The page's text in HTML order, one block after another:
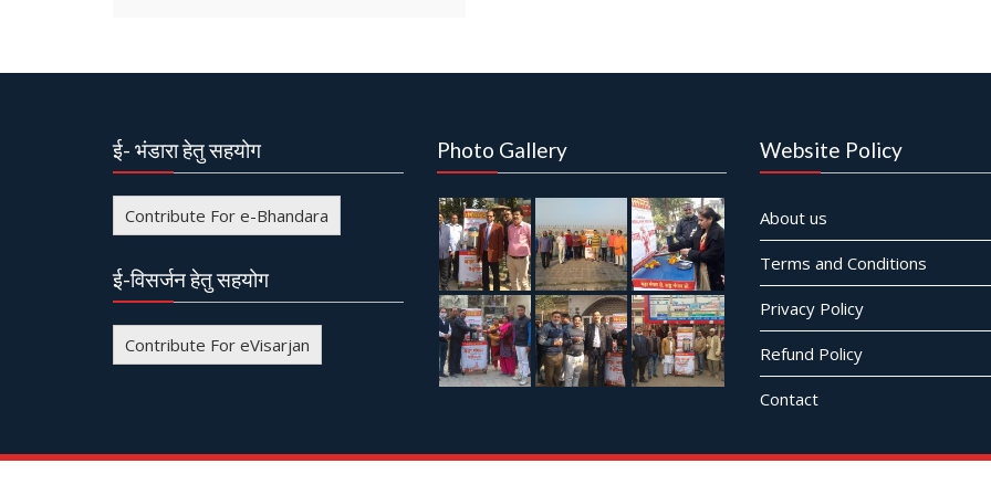
ई- भंडारा हेतु सहयोग
Contribute For e-Bhandara
ई-विसर्जन हेतु सहयोग
Contribute For eVisarjan
Photo Gallery Website Policy
About us
Terms and Conditions
Privacy Policy
Refund Policy
Contact